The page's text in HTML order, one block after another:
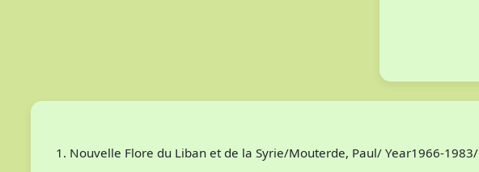
Nouvelle Flore du Liban et de la Syrie/Mouterde, Paul/ Year1966-1983/